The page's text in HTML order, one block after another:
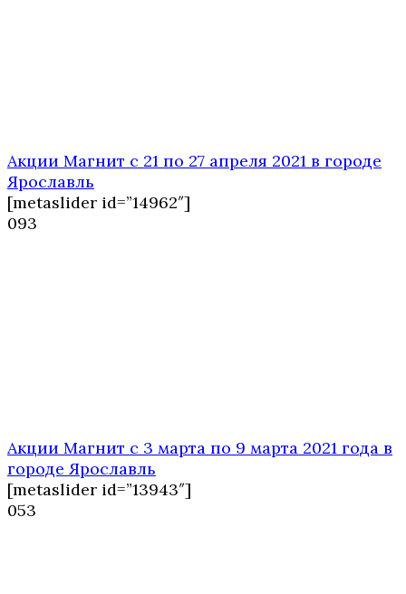
Акции Магнит с 21 по 27 апреля 2021 в городе
Ярославль
[metaslider id=”14962″]
093
Акции Магнит с 3 марта по 9 марта 2021 года в
городе Ярославль
[metaslider id=”13943″]
053